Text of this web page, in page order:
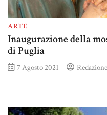
ARTE
Inaugurazione della
di Puglia
7 Agosto 2021 Redazione